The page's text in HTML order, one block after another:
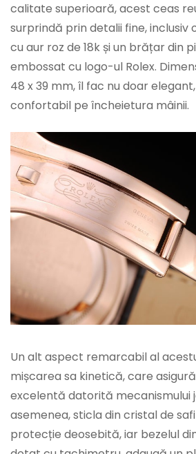
calitate superioară, acest ceas
surprindă prin detalii fine,
cu aur roz de 18k și un brățar din
embossat cu logo-ul Rolex.
48 x 39 mm, îl fac nu doar
confortabil pe încheietura mâinii.
Un alt aspect remarcabil al
mișcarea sa kinetică, care
excelentă datorită mecanismului
asemenea, sticla din cristal de
protecție deosebită, iar bezelul